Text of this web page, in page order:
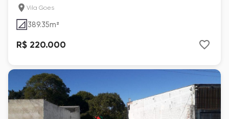
Vila Goes
389.35m²
R$ 220.000